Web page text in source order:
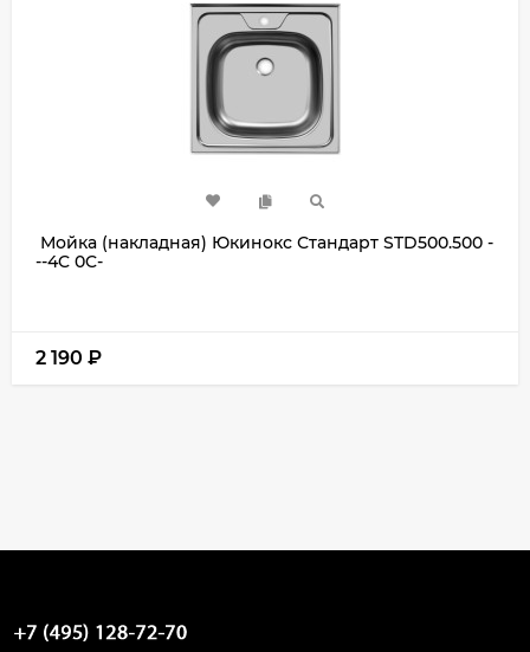
Мойка (накладная) Юкинокс Стандарт STD500.500 -
--4C 0C-
2 190 ₽